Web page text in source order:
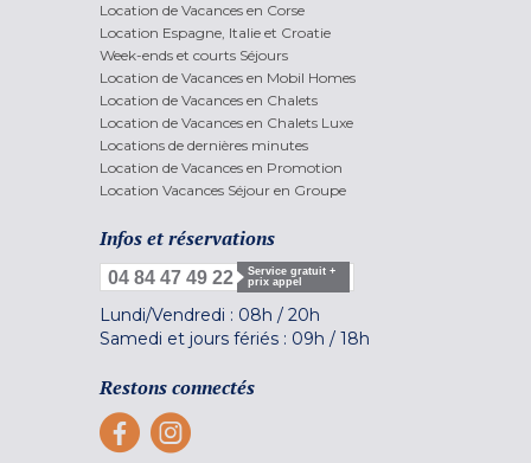
Location de Vacances en Corse
Location Espagne, Italie et Croatie
Week-ends et courts Séjours
Location de Vacances en Mobil Homes
Location de Vacances en Chalets
Location de Vacances en Chalets Luxe
Locations de dernières minutes
Location de Vacances en Promotion
Location Vacances Séjour en Groupe
Infos et réservations
04 84 47 49 22
Service gratuit +
prix appel
Lundi/Vendredi : 08h / 20h
Samedi et jours fériés : 09h / 18h
Restons connectés